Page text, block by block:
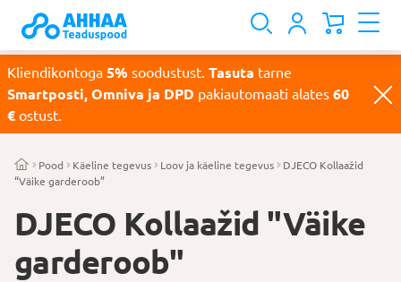
Kliendikontoga 5% soodustust. Tasuta tarne
Smartposti, Omniva ja DPD pakiautomaati alates 60
€ ostust.
Pood Käeline tegevus Loov ja käeline tegevus
DJECO Kollaažid
“Väike garderoob”
DJECO Kollaažid "Väike
garderoob"